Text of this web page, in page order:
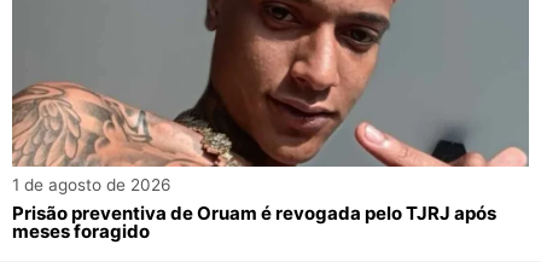
1 de agosto de 2026
Prisão preventiva de Oruam é revogada pelo TJRJ após
meses foragido